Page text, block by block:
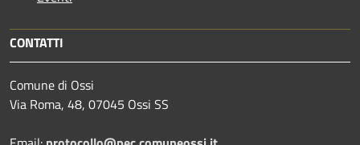
CONTATTI
Comune di Ossi
Via Roma, 48, 07045 Ossi SS